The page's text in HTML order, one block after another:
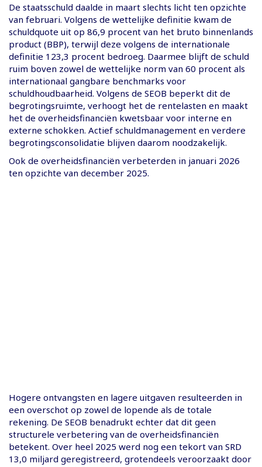
De staatsschuld daalde in maart slechts licht ten opzichte
van februari. Volgens de wettelijke definitie kwam de
schuldquote uit op 86,9 procent van het bruto binnenlands
product (BBP), terwijl deze volgens de internationale
definitie 123,3 procent bedroeg. Daarmee blijft de schuld
ruim boven zowel de wettelijke norm van 60 procent als
internationaal gangbare benchmarks voor
schuldhoudbaarheid. Volgens de SEOB beperkt dit de
begrotingsruimte, verhoogt het de rentelasten en maakt
het de overheidsfinanciën kwetsbaar voor interne en
externe schokken. Actief schuldmanagement en verdere
begrotingsconsolidatie blijven daarom noodzakelijk.
Ook de overheidsfinanciën verbeterden in januari 2026
ten opzichte van december 2025.
Hogere ontvangsten en lagere uitgaven resulteerden in
een overschot op zowel de lopende als de totale
rekening. De SEOB benadrukt echter dat dit geen
structurele verbetering van de overheidsfinanciën
betekent. Over heel 2025 werd nog een tekort van SRD
13,0 miljard geregistreerd, grotendeels veroorzaakt door